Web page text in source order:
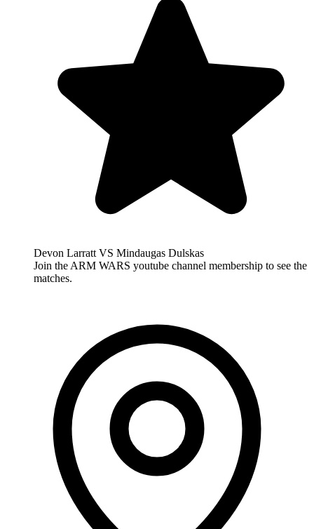
Devon Larratt VS Mindaugas Dulskas
Join the ARM WARS youtube channel membership to see the
matches.